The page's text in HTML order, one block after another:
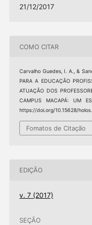
21/12/2017
COMO CITAR
Carvalho Guedes, I. A., &
PARA A EDUCAÇÃO
ATUAÇÃO DOS
CAMPUS MACAPÁ: UM
https://doi.org/10.15628/
Fomatos de Citação
EDIÇÃO
v. 7 (2017)
SEÇÃO